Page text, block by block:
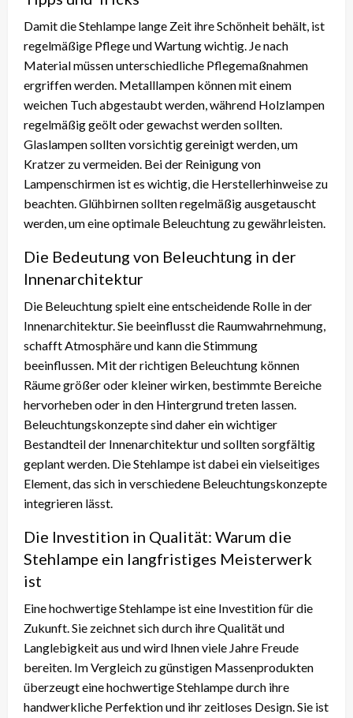
Damit die Stehlampe lange Zeit ihre Schönheit behält, ist
regelmäßige Pflege und Wartung wichtig. Je nach
Material müssen unterschiedliche Pflegemaßnahmen
ergriffen werden. Metalllampen können mit einem
weichen Tuch abgestaubt werden, während Holzlampen
regelmäßig geölt oder gewachst werden sollten.
Glaslampen sollten vorsichtig gereinigt werden, um
Kratzer zu vermeiden. Bei der Reinigung von
Lampenschirmen ist es wichtig, die Herstellerhinweise zu
beachten. Glühbirnen sollten regelmäßig ausgetauscht
werden, um eine optimale Beleuchtung zu gewährleisten.
Die Bedeutung von Beleuchtung in der
Innenarchitektur
Die Beleuchtung spielt eine entscheidende Rolle in der
Innenarchitektur. Sie beeinflusst die Raumwahrnehmung,
schafft Atmosphäre und kann die Stimmung
beeinflussen. Mit der richtigen Beleuchtung können
Räume größer oder kleiner wirken, bestimmte Bereiche
hervorheben oder in den Hintergrund treten lassen.
Beleuchtungskonzepte sind daher ein wichtiger
Bestandteil der Innenarchitektur und sollten sorgfältig
geplant werden. Die Stehlampe ist dabei ein vielseitiges
Element, das sich in verschiedene Beleuchtungskonzepte
integrieren lässt.
Die Investition in Qualität: Warum die
Stehlampe ein langfristiges Meisterwerk
ist
Eine hochwertige Stehlampe ist eine Investition für die
Zukunft. Sie zeichnet sich durch ihre Qualität und
Langlebigkeit aus und wird Ihnen viele Jahre Freude
bereiten. Im Vergleich zu günstigen Massenprodukten
überzeugt eine hochwertige Stehlampe durch ihre
handwerkliche Perfektion und ihr zeitloses Design. Sie ist